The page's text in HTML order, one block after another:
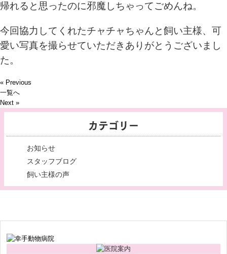
帰れると思ったのに邪魔しちゃってごめんね。
今回協力してくれたチャチャちゃんと飼い主様、可
愛い写真を撮らせていただきありがとうございまし
た。
« Previous
一覧へ
Next »
カテゴリー
お知らせ
スタッフブログ
飼い主様の声